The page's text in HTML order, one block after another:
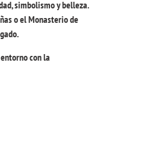
simbolismo y belleza.
o el Monasterio de
con la